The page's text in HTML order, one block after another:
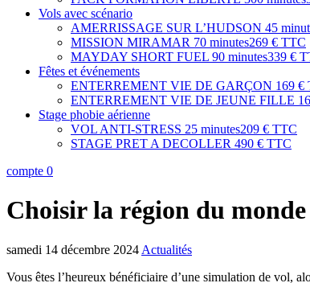
Vols avec scénario
AMERRISSAGE SUR L’HUDSON 45
MISSION MIRAMAR 70 minutes269 € TTC
MAYDAY SHORT FUEL 90 minutes339 €
Fêtes et événements
ENTERREMENT VIE DE GARÇON 169 €
ENTERREMENT VIE DE JEUNE FILLE
Stage phobie aérienne
VOL ANTI-STRESS 25 minutes209 € TTC
STAGE PRET A DECOLLER 490 € TTC
compte 0
Choisir la région du
samedi 14 décembre 2024 Actualités
Vous êtes l’heureux bénéficiaire d’une simulation de vol,